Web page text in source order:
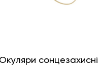
Окуляри сонцезахисні